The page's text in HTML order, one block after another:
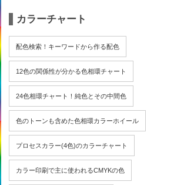
カラーチャート
配色検索！キーワードから作る配色
12色の関係性が分かる色相環チャート
24色相環チャート！純色とその中間色
色のトーンも含めた色相環カラーホイール
プロセスカラー(4色)のカラーチャート
カラー印刷で主に使われるCMYKの色